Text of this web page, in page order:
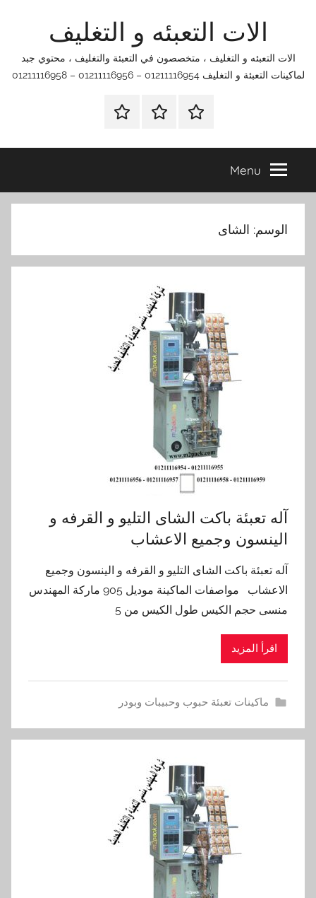
الات التعبئه و التغليف
الات التعبئه و التغليف ، متخصصون في التعبئة والتغليف ، محتوي جبد
لماكينات التعبئة و التغليف 01211116954 – 01211116956 – 01211116958
الرئيسيةاتصل
اتـصـل
في
التي
Menu
الوسم: الشاى
آله تعبئة باكت الشاى التليو و القرفه و
الينسون وجميع الاعشاب
آله تعبئة باكت الشاى التليو و القرفه و الينسون وجميع
الاعشاب مواصفات الماكينة موديل 905 ماركة المهندس
منسى حجم الكيس طول الكيس من 5
اقرأ المزيد
ماكينات تعبئة حبوب وحبيبات وبودر